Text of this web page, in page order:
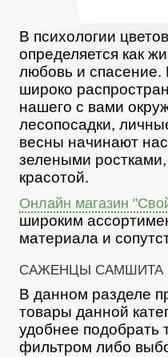
В психологии
определяется как
любовь и спасение.
широко
нашего с вами
лесопосадки,
весны начинают
зелеными
красотой.
Онлайн магазин
широким
материала и
САЖЕНЦЫ САМШИТА
В данном разделе
товары данной
удобнее подобрать
фильтром либо